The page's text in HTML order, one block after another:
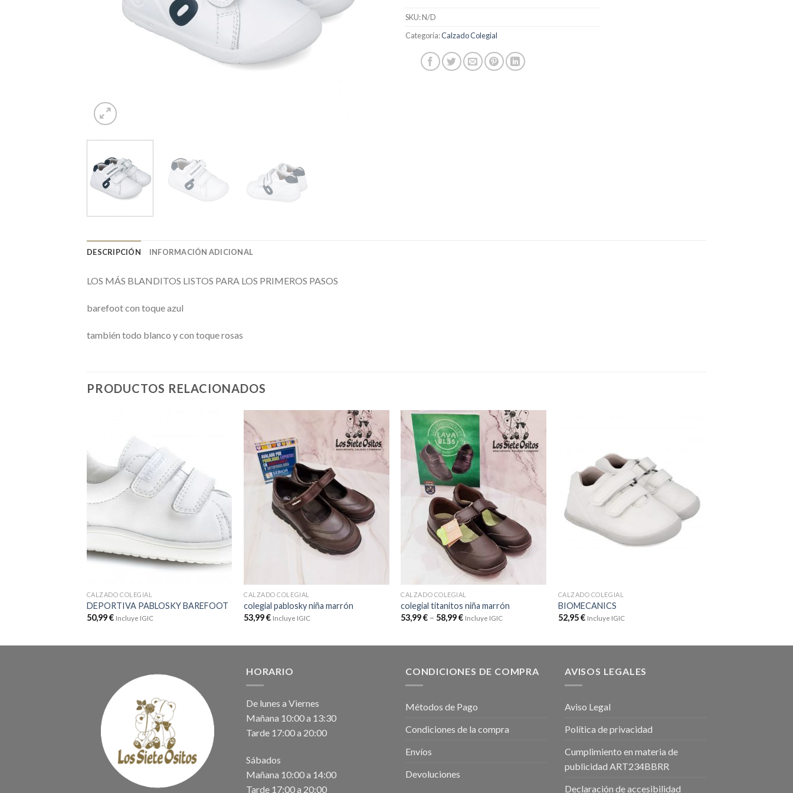
SKU:N/D
Categoría:Calzado Colegial
DESCRIPCIÓN INFORMACIÓN ADICIONAL
LOS MÁS BLANDITOS LISTOS PARA LOS PRIMEROS PASOS
barefoot con toque azul
también todo blanco y con toque rosas
PRODUCTOS RELACIONADOS
CALZADO COLEGIAL
DEPORTIVA PABLOSKY BAREFOOT
50,99€ Incluye IGIC
CALZADO COLEGIAL
colegial pablosky niña marrón
53,99€ Incluye IGIC
CALZADO COLEGIAL
colegial titanitos niña marrón
53,99€ – 58,99€ Incluye IGIC
CALZADO COLEGIAL
BIOMECANICS
52,95€ Incluye IGIC
HORARIO
De lunes a Viernes
Mañana 10:00 a 13:30
Tarde 17:00 a 20:00
Sábados
Mañana 10:00 a 14:00
Tarde 17:00 a 20:00
CONDICIONES DE COMPRA
Métodos de Pago
Condiciones de la compra
Envíos
Devoluciones
AVISOS LEGALES
Aviso Legal
Política de privacidad
Cumplimiento en materia de
publicidad ART234BBRR
Declaración de accesibilidad